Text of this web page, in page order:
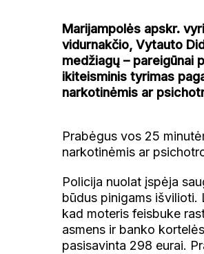
Marijampolės apskr.
vidurnakčio, Vytauto
medžiagų – pareigūnai
ikiteisminis tyrimas
narkotinėmis ar
Prabėgus vos 25
narkotinėmis ar
Policija nuolat įspėja
būdus pinigams išvilioti.
kad moteris feisbuke
asmens ir banko
pasisavinta 298 eurai.